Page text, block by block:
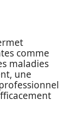
comme
maladies
une